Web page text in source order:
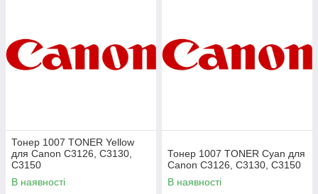
Тонер 1007 TONER Yellow
для Canon C3126, C3130,
C3150
В наявності
Тонер 1007 TONER Cyan для
Canon C3126, C3130, C3150
В наявності